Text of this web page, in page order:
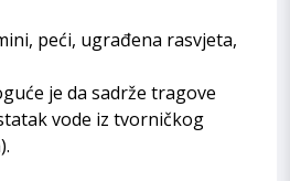
peći, ugrađena rasvjeta,
je da sadrže tragove
vode iz tvorničkog